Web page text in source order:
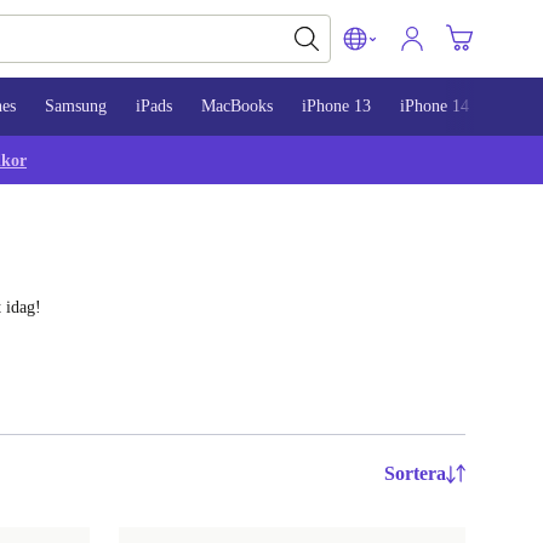
Samsung iPads MacBooks iPhone 13 iPhone 14
idag!
Sortera